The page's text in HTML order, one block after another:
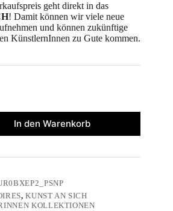
geht direkt in das
! Damit können wir viele neue
und können zukünftige
KünstlernInnen zu Gute kommen.
In den Warenkorb
,KUNST AN SICH
KOLLEKTIONEN